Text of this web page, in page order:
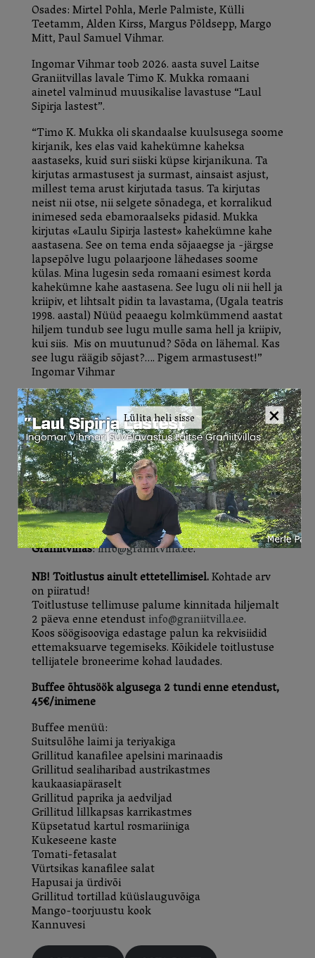
Osades: Mirtel Pohla, Merle Palmiste, Külli
Teetamm, Alden Kirss, Margus Põldsepp, Margo
Mitt, Paul Samuel Vihmar.
Ingomar Vihmar toob 2026. aasta suvel Laitse
Graniitvillas lavale Timo K. Mukka romaani
ainetel valminud muusikalise lavastuse “Laul
Sipirja lastest”.
“Timo K. Mukka oli skandaalse kuulsusega soome
kirjanik, kes elas vaid kahekümne kaheksa
aastaseks, kuid suri siiski küpse kirjanikuna. Ta
kirjutas armastusest ja surmast, ainsaist asjust,
millest tema arust kirjutada tasus. Ta kirjutas
neist nii otse, nii selgete sõnadega, et korralikud
inimesed seda ebamoraalseks pidasid. Mukka
kirjutas «Laulu Sipirja lastest» kahekümne kahe
aastasena. See on tema enda sõjaaegse ja -järgse
lapsepõlve lugu polaarjoone lähedases soome
külas. Mina lugesin seda romaani esimest korda
kahekümne kahe aastasena. See lugu oli nii hell ja
kriipiv, et lihtsalt pidin ta lavastama, (Ugala teatris
1998. aastal) Nüüd peaaegu kolmkümmend aastat
hiljem tundub see lugu mulle sama hell ja kriipiv,
kui siis. Mis on muutunud? Sõda on lähemal. Kas
see lugu räägib sõjast?…. Pigem armastusest!”
Ingomar Vihmar
Etendused toimuvad Laitse Graniitvilla suures
saalis
18., 19., 30., 31. juulil
1., 2., 5., 6. augustil
Piletid: tavapilet 45 EUR, sooduspilet 40 EUR,
toetajapilet 60 EUR.
Piletid saadaval ka Laitse Graniitvillas ja Tauno
Kangro Skulptuurigaleriis.
Info ja majutus Laitse
Graniitvillas:info@graniitvilla.ee.
NB! Toitlustus ainult ettetellimisel.Kohtade arv
on piiratud!
Toitlustuse tellimuse palume kinnitada hiljemalt
2 päeva enne etendustinfo@graniitvilla.ee.
Koos söögisooviga edastage palun ka rekvisiidid
ettemaksuarve tegemiseks. Kõikidele toitlustuse
tellijatele broneerime kohad laudades.
Buffee õhtusöök algusega 2 tundi enne etendust,
45€/inimene
Buffee menüü:
Suitsulõhe laimi ja teriyakiga
Grillitud kanafilee apelsini marinaadis
Grillitud sealiharibad austrikastmes
kaukaasiapäraselt
Grillitud paprika ja aedviljad
Grillitud lillkapsas karrikastmes
Küpsetatud kartul rosmariiniga
Kukeseene kaste
Tomati-fetasalat
Vürtsikas kanafilee salat
Hapusai ja ürdivõi
Grillitud tortillad küüslauguvõiga
Mango-toorjuustu kook
Kannuvesi
Lülita heli sisse ×